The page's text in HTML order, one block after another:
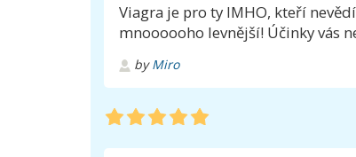
Viagra je pro ty IMHO, kteří
mnoooooho levnější! Účinky vás
byMiro